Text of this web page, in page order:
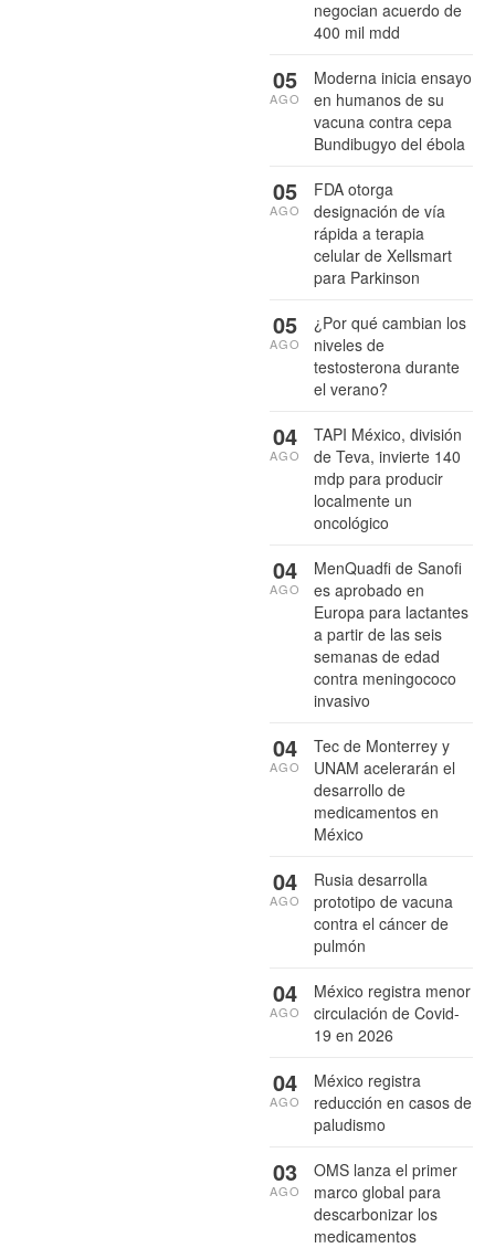
negocian acuerdo de
400 mil mdd
Moderna inicia ensayo
en humanos de su
vacuna contra cepa
Bundibugyo del ébola
05
AGO
FDA otorga
designación de vía
rápida a terapia
celular de Xellsmart
para Parkinson
05
AGO
¿Por qué cambian los
niveles de
testosterona durante
el verano?
05
AGO
TAPI México, división
de Teva, invierte 140
mdp para producir
localmente un
oncológico
04
AGO
MenQuadfi de Sanofi
es aprobado en
Europa para lactantes
a partir de las seis
semanas de edad
contra meningococo
invasivo
04
AGO
Tec de Monterrey y
UNAM acelerarán el
desarrollo de
medicamentos en
México
04
AGO
Rusia desarrolla
prototipo de vacuna
contra el cáncer de
pulmón
04
AGO
México registra menor
circulación de Covid-
19 en 2026
04
AGO
México registra
reducción en casos de
paludismo
04
AGO
OMS lanza el primer
marco global para
descarbonizar los
medicamentos
03
AGO